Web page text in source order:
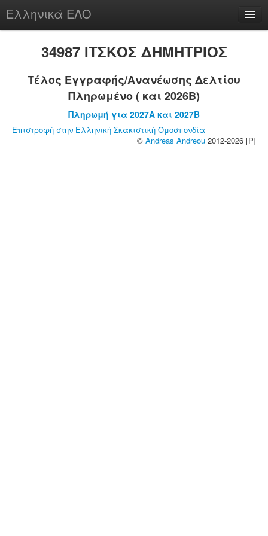
Ελληνικά ΕΛΟ
chesstu.be @ discord
34987 ΙΤΣΚΟΣ ΔΗΜΗΤΡΙΟΣ
Τέλος Εγγραφής/Ανανέωσης Δελτίου
Πληρωμένο ( και 2026B)
Πληρωμή για 2027A και 2027B
Επιστροφή στην Ελληνική Σκακιστική Ομοσπονδία
© Andreas Andreou 2012-2026 [P]